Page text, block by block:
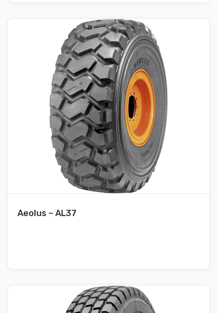
Aeolus – AL37